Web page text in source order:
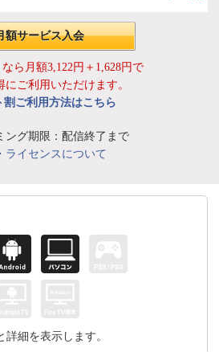
額サービス入会
なら月額3,122円＋1,628円で
にご利用いただけます。
割ご利用方法はこちら
ング期限：配信終了まで
ライセンスについて
細を表示します。